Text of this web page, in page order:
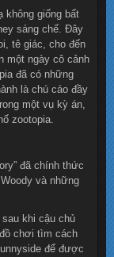
không giống bất
sáng chế. Đây
tê giác, cho đến
một ngày cô cảnh
đã có những
là chú cáo đầy
một vụ kỳ án,
zootopia.
đã chính thức
và những
khi cậu chủ
chơi tìm cách
để được